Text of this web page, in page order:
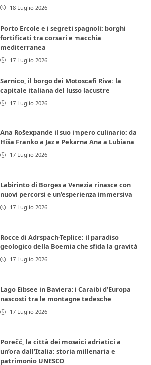
18 Luglio 2026
Porto Ercole e i segreti spagnoli: borghi
fortificati tra corsari e macchia
mediterranea
17 Luglio 2026
Sarnico, il borgo dei Motoscafi Riva: la
capitale italiana del lusso lacustre
17 Luglio 2026
Ana Rošexpande il suo impero culinario: da
Hiša Franko a Jaz e Pekarna Ana a Lubiana
17 Luglio 2026
Labirinto di Borges a Venezia rinasce con
nuovi percorsi e un’esperienza immersiva
17 Luglio 2026
Rocce di Adrspach-Teplice: il paradiso
geologico della Boemia che sfida la gravità
17 Luglio 2026
Lago Eibsee in Baviera: i Caraibi d’Europa
nascosti tra le montagne tedesche
17 Luglio 2026
Porečć, la città dei mosaici adriatici a
un’ora dall’Italia: storia millenaria e
patrimonio UNESCO